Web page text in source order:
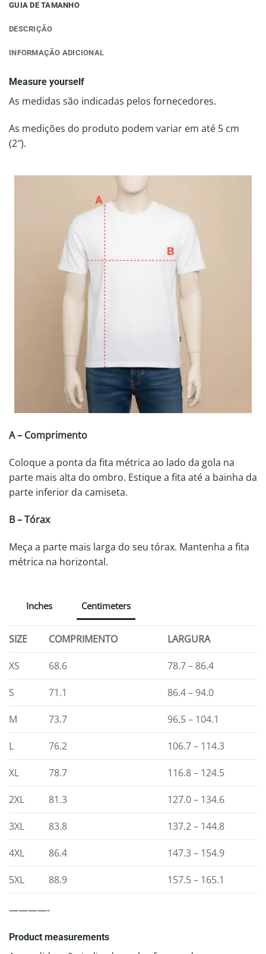
GUIA DE TAMANHO
DESCRIÇÃO
INFORMAÇÃO ADICIONAL
Measure yourself
As medidas são indicadas pelos fornecedores.
As medições do produto podem variar em até 5 cm
(2″).
A – Comprimento
Coloque a ponta da fita métrica ao lado da gola na
parte mais alta do ombro. Estique a fita até a bainha da
parte inferior da camiseta.
B – Tórax
Meça a parte mais larga do seu tórax. Mantenha a fita
métrica na horizontal.
Inches Centimeters
SIZE COMPRIMENTO LARGURA
XS 68.6 78.7 – 86.4
S 71.1 86.4 – 94.0
M 73.7 96.5 – 104.1
L 76.2 106.7 – 114.3
XL 78.7 116.8 – 124.5
2XL 81.3 127.0 – 134.6
3XL 83.8 137.2 – 144.8
4XL 86.4 147.3 – 154.9
5XL 88.9 157.5 – 165.1
————-
Product measurements